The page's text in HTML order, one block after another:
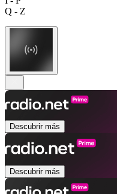
Q - Z
Descubrir más
Descubrir más